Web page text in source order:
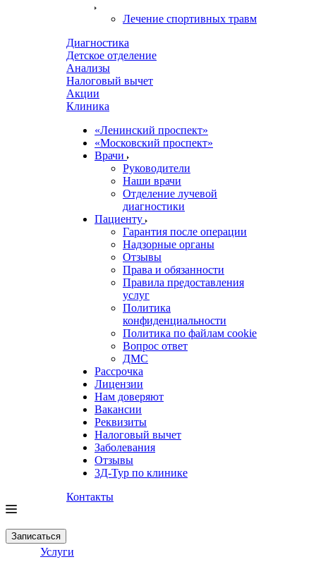
Лечение спортивных травм
Диагностика
Детское отделение
Анализы
Налоговый вычет
Акции
Клиника
«Ленинский проспект»
«Московский проспект»
Врачи
Руководители
Наши врачи
Отделение лучевой
диагностики
Пациенту
Гарантия после операции
Надзорные органы
Отзывы
Права и обязанности
Правила предоставления
услуг
Политика
конфиденциальности
Политика по файлам cookie
Вопрос ответ
ДМС
Рассрочка
Лицензии
Нам доверяют
Вакансии
Реквизиты
Налоговый вычет
Заболевания
Отзывы
3Д-Тур по клинике
Контакты
Записаться
Услуги